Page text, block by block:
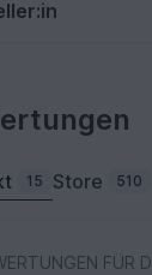
15 Store 510
FÜR